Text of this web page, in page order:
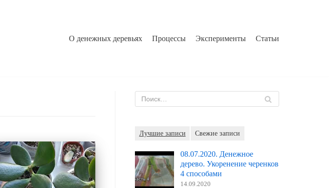
О денежных деревьях Процессы Эксперименты Статьи
Лучшие записи Свежие записи
08.07.2020. Денежное
дерево. Укоренение черенков
4 способами
14.09.2020